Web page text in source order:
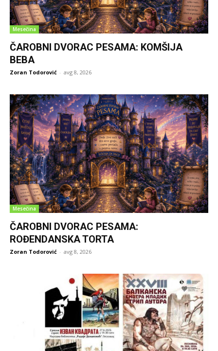
Mesečina
ČAROBNI DVORAC PESAMA: KOMŠIJA
BEBA
Zoran Todorović - avg 8, 2026
Mesečina
ČAROBNI DVORAC PESAMA:
ROĐENDANSKA TORTA
Zoran Todorović - avg 8, 2026